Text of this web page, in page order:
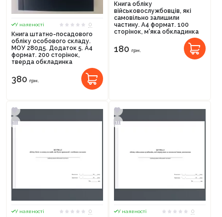
У наявності
0
Книга штатно-посадового
обліку особового складу.
МОУ 280д5. Додаток 5. А4
формат. 200 сторінок,
тверда обкладинка
380 грн.
Книга обліку
військовослужбовців, які
самовільно залишили
частину. А4 формат. 100
сторінок, м'яка обкладинка
180 грн.
У наявності
0
У наявності
0